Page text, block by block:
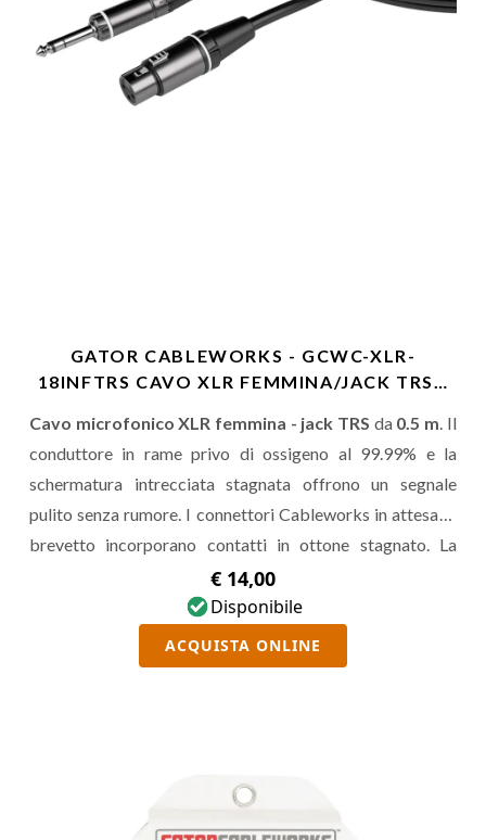
GATOR CABLEWORKS - GCWC-XLR-
18INFTRS CAVO XLR FEMMINA/JACK TRS…
Cavo microfonico XLR femmina - jack TRS da 0.5 m. Il
conduttore in rame privo di ossigeno al 99.99% e la
schermatura intrecciata stagnata offrono un segnale
pulito senza rumore. I connettori Cableworks in attesa di
brevetto incorporano contatti in ottone stagnato. La
confezione include la borsa per il trasporto e le fascette in
€ 14,00
Disponibile
ACQUISTA ONLINE